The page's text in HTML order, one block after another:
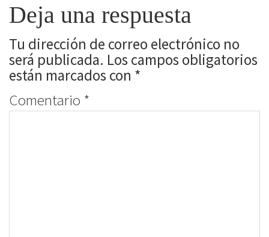
Deja una respuesta
Tu dirección de correo electrónico no
será publicada. Los campos obligatorios
están marcados con *
Comentario *